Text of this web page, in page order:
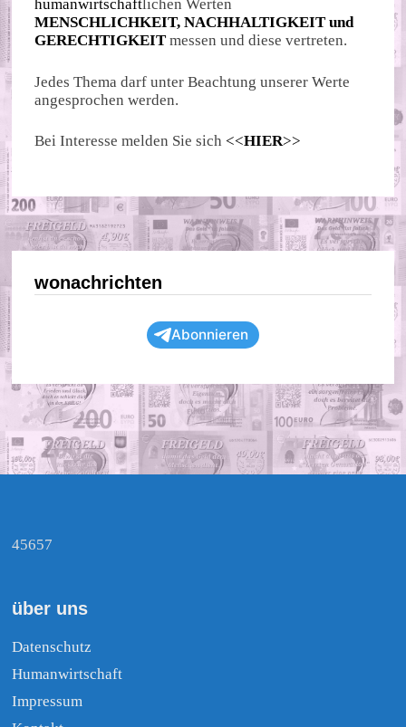
humanwirtschaftlichen Werten
MENSCHLICHKEIT, NACHHALTIGKEIT und
GERECHTIGKEIT messen und diese vertreten.
Jedes Thema darf unter Beachtung unserer Werte
angesprochen werden.
Bei Interesse melden Sie sich <<HIER>>
wonachrichten
Abonnieren
45657
über uns
Datenschutz
Humanwirtschaft
Impressum